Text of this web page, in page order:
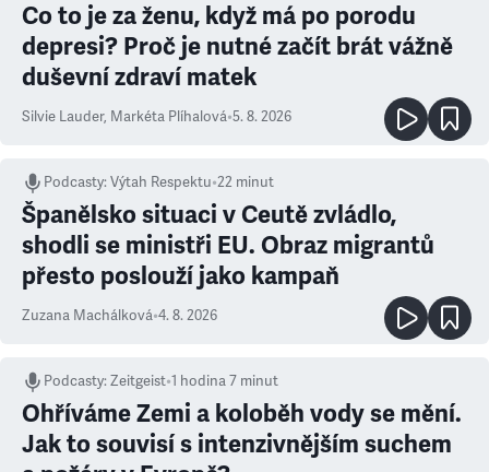
Co to je za ženu, když má po porodu
depresi? Proč je nutné začít brát vážně
duševní zdraví matek
Silvie Lauder, Markéta Plíhalová•5. 8. 2026
Podcasty:Výtah Respektu•22 minut
Španělsko situaci v Ceutě zvládlo,
shodli se ministři EU. Obraz migrantů
přesto poslouží jako kampaň
Zuzana Machálková•4. 8. 2026
Podcasty:Zeitgeist•1 hodina 7 minut
Ohříváme Zemi a koloběh vody se mění.
Jak to souvisí s intenzivnějším suchem